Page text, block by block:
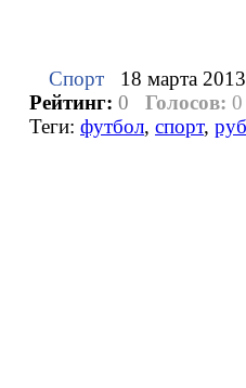
Спорт
18 марта
Рейтинг: 0 Голосов: 0
Теги: футбол, спорт,